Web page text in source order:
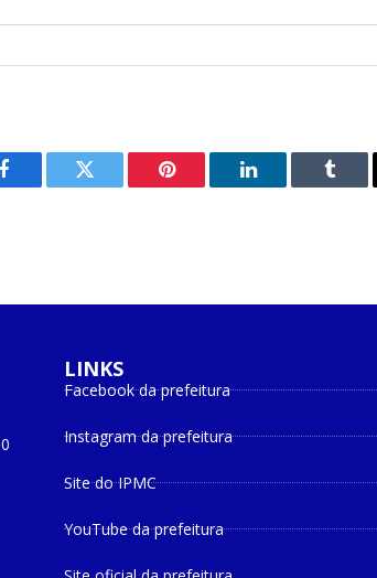
Facebook Twitter Pinterest
O
LINKS
Facebook da prefeitura
Instagram da prefeitura
Site do IPMC
YouTube da prefeitura